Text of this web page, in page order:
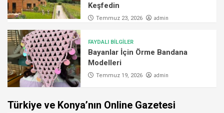
Keşfedin
Temmuz 23, 2026 admin
FAYDALI BİLGİLER
Bayanlar İçin Örme Bandana
Modelleri
Temmuz 19, 2026 admin
Türkiye ve Konya’nın Online Gazetesi